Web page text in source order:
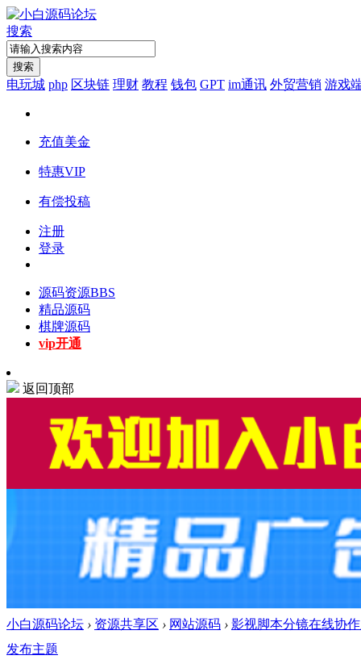
搜索
搜索
电玩城 php 区块链 理财 教程 钱包 GPT im通讯 外贸营销 游戏
充值美金
特惠VIP
有偿投稿
注册
登录
源码资源BBS
精品源码
棋牌源码
vip开通
返回顶部
小白源码论坛 › 资源共享区 › 网站源码 › 影视脚本分镜在线协
发布主题